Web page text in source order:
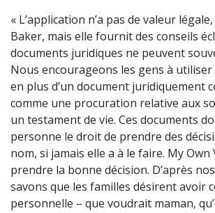
« L’application n’a pas de valeur
Baker, mais elle fournit des conseils
documents juridiques ne peuvent
Nous encourageons les gens à utiliser
en plus d’un document juridiquement
comme une procuration relative aux
un testament de vie. Ces documents
personne le droit de prendre des
nom, si jamais elle a à le faire. My Own
prendre la bonne décision. D’après
savons que les familles désirent avoir
personnelle – que voudrait maman,